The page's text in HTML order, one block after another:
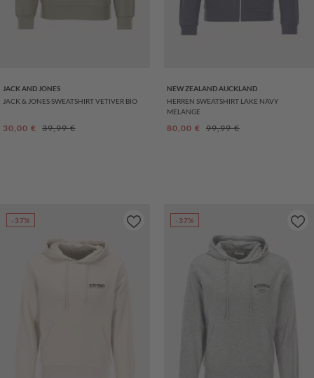
JACK AND JONES
JACK & JONES SWEATSHIRT VETIVER BIO
Verkaufspreis:
30,00 € Regulärer Preis:
39,99 €
NEW ZEALAND AUCKLAND
HERREN SWEATSHIRT LAKE NAVY
MELANGE
Verkaufspreis:
80,00 € Regulärer Preis:
99,99 €
-37% -37%